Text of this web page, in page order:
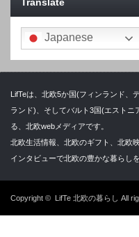
Japanese
LifTeは、北欧5か国(フィンランド、
ランド)、そしてバルト3国(エスト
る、北欧webメディアです。
北欧生活情報、北欧のギフト、北欧
インタビューで北欧の豊かな暮らし
Copyright © LifTe 北欧の暮らし All